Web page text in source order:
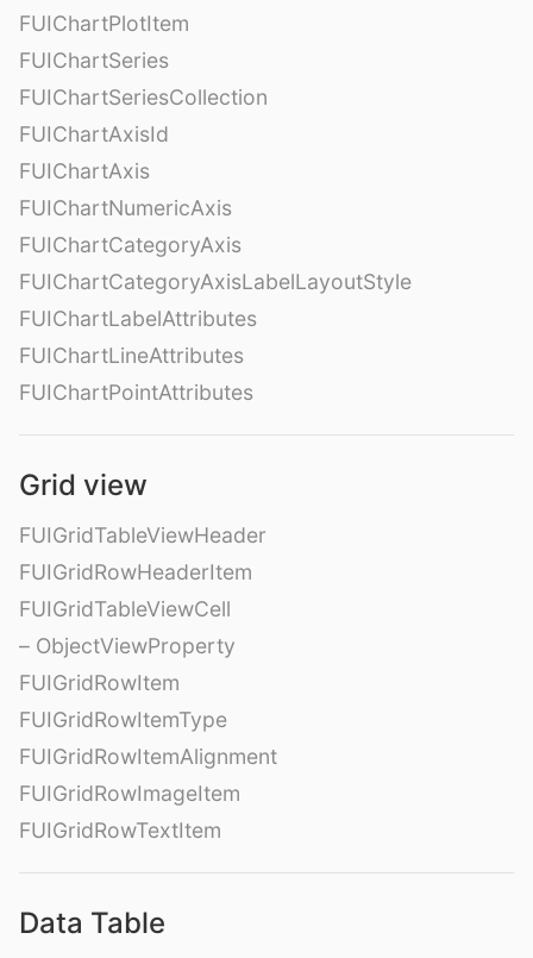
FUIChartPlotItem
FUIChartSeries
FUIChartSeriesCollection
FUIChartAxisId
FUIChartAxis
FUIChartNumericAxis
FUIChartCategoryAxis
FUIChartCategoryAxisLabelLayoutStyle
FUIChartLabelAttributes
FUIChartLineAttributes
FUIChartPointAttributes
Grid view
FUIGridTableViewHeader
FUIGridRowHeaderItem
FUIGridTableViewCell
– ObjectViewProperty
FUIGridRowItem
FUIGridRowItemType
FUIGridRowItemAlignment
FUIGridRowImageItem
FUIGridRowTextItem
Data Table